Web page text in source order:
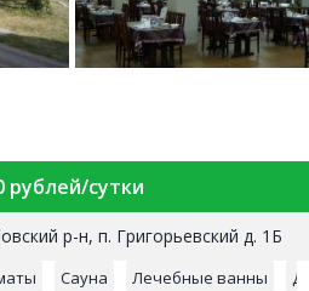
рублей/сутки
р-н, п. Григорьевский д. 1Б
Сауна Лечебные ванны